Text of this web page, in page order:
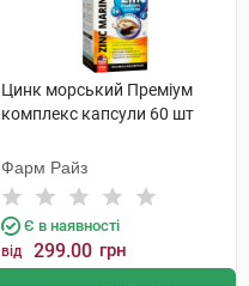
Цинк морський Преміум
комплекс капсули 60 шт
Фарм Райз
Є в наявності
від 299.00 грн